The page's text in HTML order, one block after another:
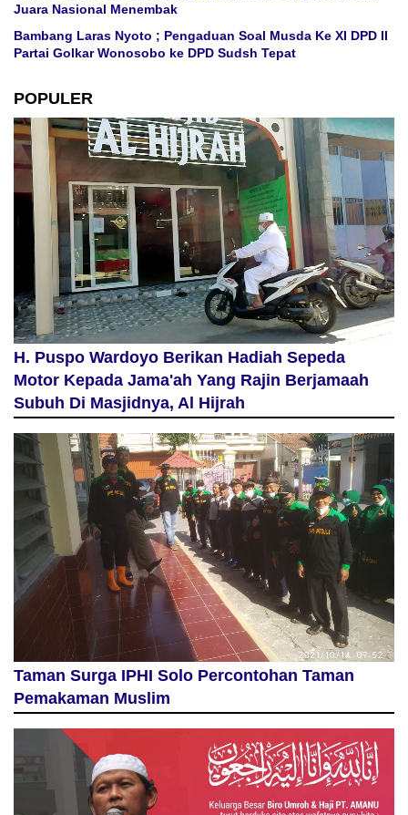
Juara Nasional Menembak
Bambang Laras Nyoto ; Pengaduan Soal Musda Ke XI DPD II
Partai Golkar Wonosobo ke DPD Sudsh Tepat
POPULER
H. Puspo Wardoyo Berikan Hadiah Sepeda
Motor Kepada Jama'ah Yang Rajin Berjamaah
Subuh Di Masjidnya, Al Hijrah
Taman Surga IPHI Solo Percontohan Taman
Pemakaman Muslim